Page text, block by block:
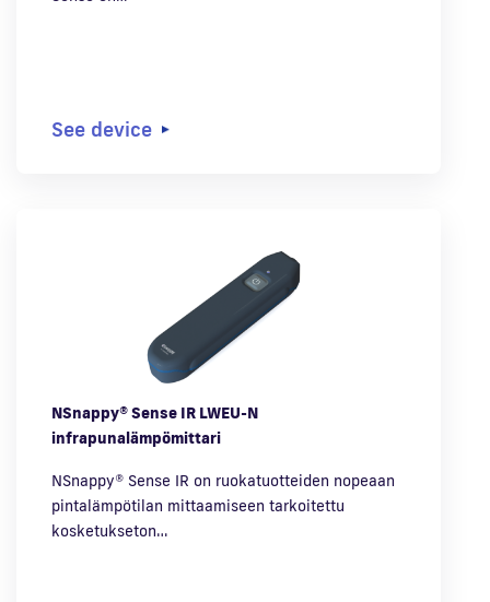
See device
NSnappy® Sense IR LWEU-N
infrapunalämpömittari
NSnappy® Sense IR on ruokatuotteiden nopeaan
pintalämpötilan mittaamiseen tarkoitettu
kosketukseton…